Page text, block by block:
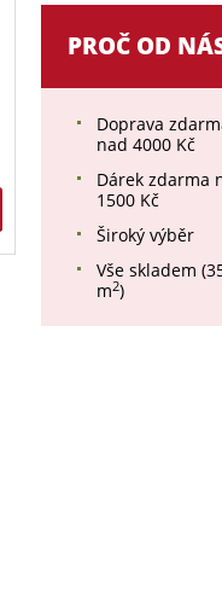
PROČ OD
Doprava
nad 4000 Kč
Dárek zdarma
1500 Kč
Široký výběr
Vše skladem
m2)